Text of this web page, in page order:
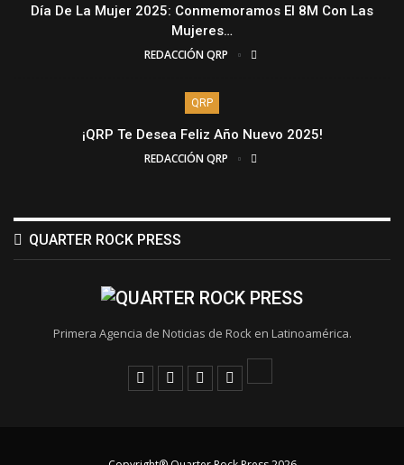
Día De La Mujer 2025: Conmemoramos El 8M Con Las
Mujeres…
REDACCIÓN QRP
QRP
¡QRP Te Desea Feliz Año Nuevo 2025!
REDACCIÓN QRP
QUARTER ROCK PRESS
Primera Agencia de Noticias de Rock en Latinoamérica.